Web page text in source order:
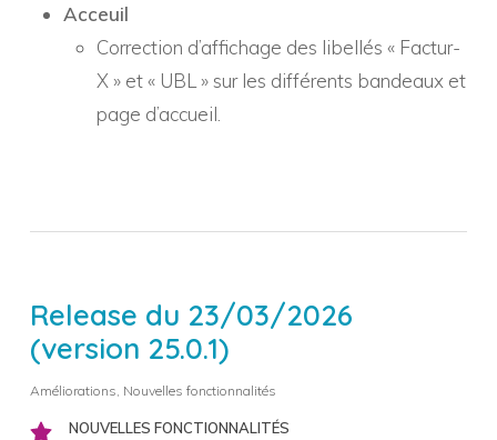
Acceuil
Correction d’affichage des libellés « Factur-
X » et « UBL » sur les différents bandeaux et
page d’accueil.
Release du 23/03/2026
(version 25.0.1)
Améliorations, Nouvelles fonctionnalités
NOUVELLES FONCTIONNALITÉS